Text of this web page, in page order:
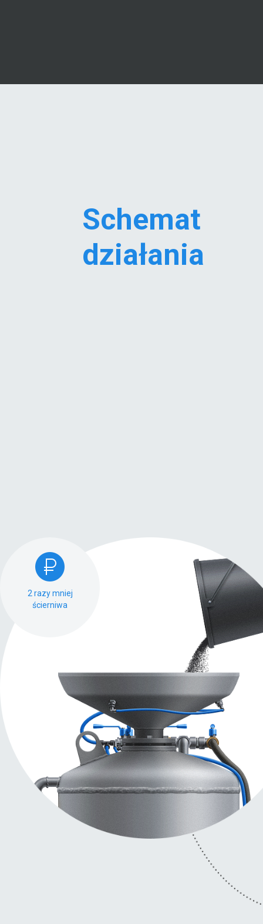
Schemat
działania
2 razy mniej
ścierniwa